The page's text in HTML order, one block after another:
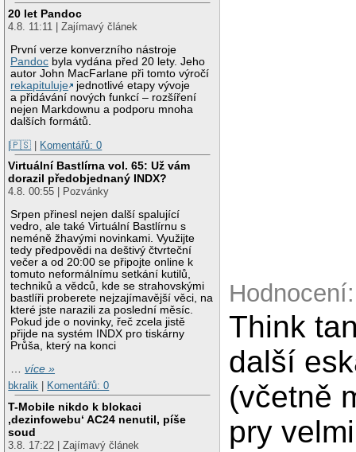
20 let Pandoc
4.8. 11:11 | Zajímavý článek
První verze konverzního nástroje
Pandoc byla vydána před 20 lety. Jeho
autor John MacFarlane při tomto výročí
rekapituluje
jednotlivé etapy vývoje
a přidávání nových funkcí – rozšíření
nejen Markdownu a podporu mnoha
dalších formátů.
|🇵🇸 | Komentářů: 0
Virtuální Bastlírna vol. 65: Už vám
dorazil předobjednaný INDX?
4.8. 00:55 | Pozvánky
Srpen přinesl nejen další spalující
vedro, ale také Virtuální Bastlírnu s
neméně žhavými novinkami. Využijte
tedy předpovědi na deštivý čtvrteční
večer a od 20:00 se připojte online k
tomuto neformálnímu setkání kutilů,
techniků a vědců, kde se strahovskými
bastlíři proberete nejzajímavější věci, na
které jste narazili za poslední měsíc.
Pokud jde o novinky, řeč zcela jistě
přijde na systém INDX pro tiskárny
Průša, který na konci
…více »
bkralik
Komentářů: 0
T-Mobile nikdo k blokaci
‚dezinfowebu‘ AC24 nenutil, píše
soud
3.8. 17:22 | Zajímavý článek
Think
další
(včetně
pry